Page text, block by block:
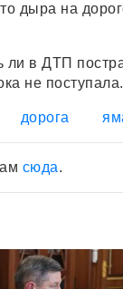
дыра на
ли в ДТП
не поступала.
дорога
сюда.